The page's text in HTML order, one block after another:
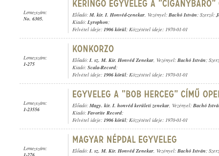
Lemezszám:
No. 6305.
Előadó: M. kir. I. Honvéd-zenekar, Vezényel: Bachó István; Szerző:
Kiadó: Lyrophon;
Felvétel ideje: 1906 körül; Közzététel ideje: 1970-01-01
Lemezszám:
1-275
Előadó: I. sz. M. Kir. Honvéd Zenekar, Vezényel: Bachó István;
Kiadó: Scala-Record;
Felvétel ideje: 1906 körül; Közzététel ideje: 1970-01-01
Lemezszám:
1-23556
Előadó: Magy. kir. I. honvéd kerületi zenekar, Vezényel: Bachó
Kiadó: Favorite Record;
Felvétel ideje: 1906 körül; Közzététel ideje: 1970-01-01
Lemezszám:
1-276
Előadó: I. sz. M. Kir. Honvéd Zenekar, Vezényel: Bachó István;